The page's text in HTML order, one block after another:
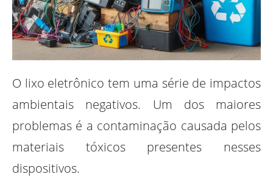
O lixo eletrônico tem uma série de impactos
ambientais negativos. Um dos maiores
problemas é a contaminação causada pelos
materiais tóxicos presentes nesses
dispositivos.